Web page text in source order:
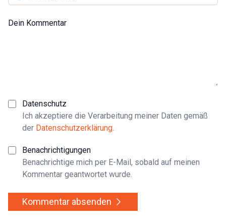
Dein Kommentar
Datenschutz
Ich akzeptiere die Verarbeitung meiner Daten gemäß
der Datenschutzerklärung.
Benachrichtigungen
Benachrichtige mich per E-Mail, sobald auf meinen
Kommentar geantwortet wurde.
Kommentar absenden